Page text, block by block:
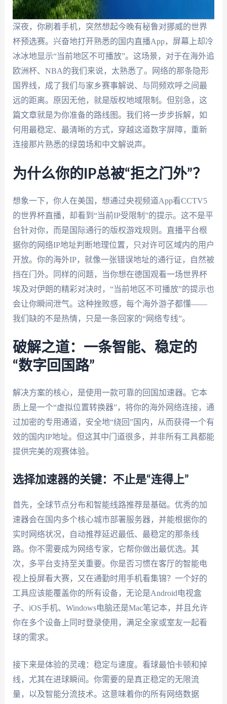
深夜，你刷着手机，突然想起今晚有秘鲁对挪威的世界
杯预选赛。兴奋地打开熟悉的国内直播App，屏幕上却冷
冰冰地显示“当前地区不可播放”。这场景，对于在海外追
欧洲杯、NBA的我们来说，太熟悉了。网络的那条隐形
国界线，成了我们与家乡赛事解说、与同频欢呼之间最
远的距离。原因无他，就是版权地域限制。但别急，这
篇文章就是为你准备的路线图。我们将一步步拆解，如
何用最稳定、最清晰的方式，穿越这道数字屏障，重新
连接那片熟悉的绿茵场和中文解说声。
为什么你的IP总被“拒之门外”？
想象一下，你人在美国，想通过央视频道App看CCTV5
的世界杯直播，却看到“当前IP受限制”的提示。这不是平
台针对你，而是国际通行的版权游戏规则。直播平台根
据你的网络IP地址判断地理位置，只对许可区域内的用户
开放。你的海外IP，就像一张错误地址的通行证，自然被
挡在门外。同样的问题，当你想在德国观看一场世界杯
埃及对伊朗的精彩对决时，“当前地区不可播放”的提示也
会让你瞬间泄气。这种挫败感，每个海外游子都懂——
我们缺的不是热情，只是一条回家的“网络专线”。
破解之道：一条智能、稳定的
“数字回国路”
解决方案的核心，是使用一款可靠的回国加速器。它本
质上是一个“虚拟位置转换器”，将你的海外网络连接，通
过加密的专用通道，安全地“绕回”国内，从而获得一个有
效的国内IP地址。但这其中门道很多，并非所有工具都能
提供完美的观赛体验。
选择加速器的关键：不止是“连得上”
首先，全球节点分布和智能线路推荐是基础。优秀的加
速器会在国内多个核心城市部署服务器，并能根据你的
实时网络状况，自动推荐延迟最低、最稳定的那条线
路。你不需要成为网络专家，它帮你做出最优选。其
次，多平台支持至关重要。你是否习惯在客厅的智能电
视上投屏看大赛，又在通勤时用手机看集锦？一个好的
工具应该能覆盖你的所有设备，无论是Android电视盒
子、iOS手机、Windows电脑还是Mac笔记本，并且允许
你在多个设备上同时登录使用，满足全家或室友一起看
球的需求。
接下来是体验的灵魂：稳定与速度。看球最怕卡顿和掉
线，尤其在进球瞬间。你需要的是真正稳定的无限流
量，以及智能分流技术。这意味着你的所有网络数据